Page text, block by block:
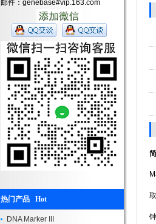
邮件：genebase#vip.163.com
热门产品 Hot
DNA Marker III
简